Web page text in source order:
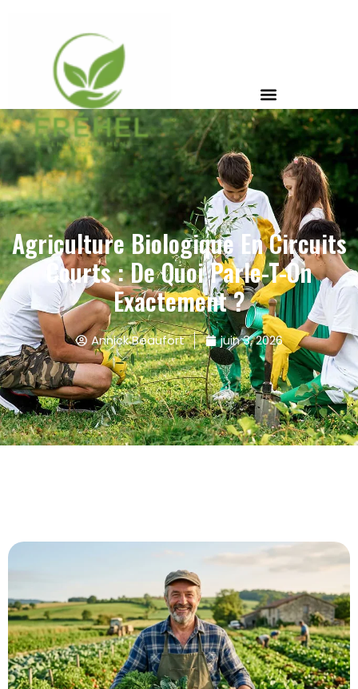
Agriculture Biologique En Circuits
Courts : De Quoi Parle-T-On
Exactement ?
Annick Beaufort juin 3, 2026